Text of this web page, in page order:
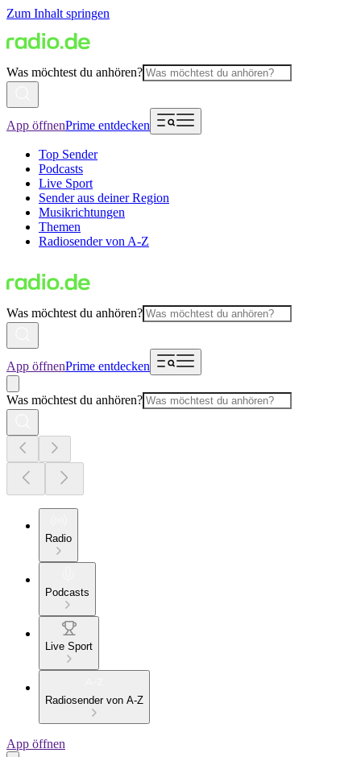
Zum Inhalt springen
Was möchtest du anhören?
App öffnenPrime entdecken
Top Sender
Podcasts
Live Sport
Sender aus deiner Region
Musikrichtungen
Themen
Radiosender von A-Z
Was möchtest du anhören?
App öffnenPrime entdecken
Was möchtest du anhören?
Radio
Podcasts
Live Sport
Radiosender von A-Z
App öffnen